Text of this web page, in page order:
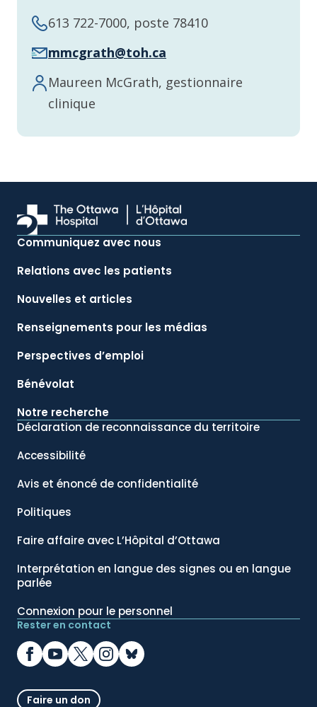
613 722-7000, poste 78410
mmcgrath@toh.ca
Maureen McGrath, gestionnaire
clinique
Communiquez avec nous
Relations avec les patients
Nouvelles et articles
Renseignements pour les médias
Perspectives d’emploi
Bénévolat
Notre recherche
Déclaration de reconnaissance du territoire
Accessibilité
Avis et énoncé de confidentialité
Politiques
Faire affaire avec L’Hôpital d’Ottawa
Interprétation en langue des signes ou en langue
parlée
Connexion pour le personnel
Rester en contact
Faire un don